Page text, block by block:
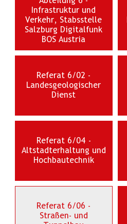
Infrastruktur und
Verkehr, Stabsstelle
Salzburg Digitalfunk
BOS Austria
Referat 6/02 -
Landesgeologischer
Dienst
Referat 6/04 -
Altstadterhaltung und
Hochbautechnik
Referat 6/06 -
Straßen- und